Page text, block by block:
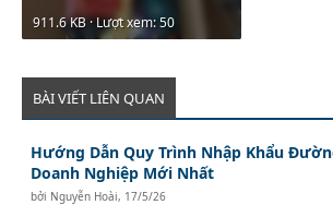
911.6 KB · Lượt xem: 50
BÀI VIẾT LIÊN QUAN
Hướng Dẫn Quy Trình Nhập Khẩu
Doanh Nghiệp Mới Nhất
bởi Nguyễn Hoài, 17/5/26